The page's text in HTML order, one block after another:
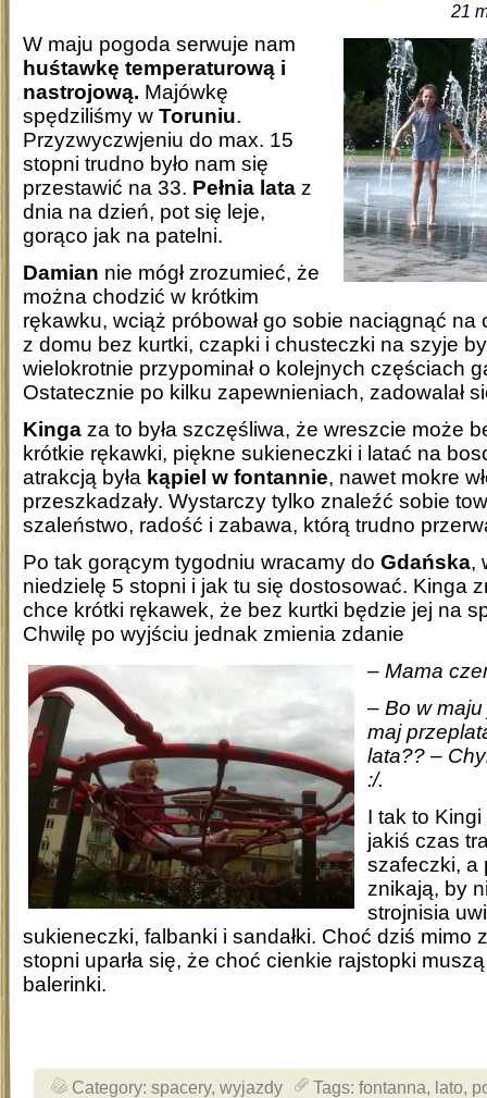
21
W maju pogoda serwuje nam
huśtawkę temperaturową i
nastrojową. Majówkę
spędziliśmy w Toruniu.
Przyzwyczwjeniu do max. 15
stopni trudno było nam się
przestawić na 33. Pełnia lata z
dnia na dzień, pot się leje,
gorąco jak na patelni.
Damian nie mógł zrozumieć, że
można chodzić w krótkim
rękawku, wciąż próbował go sobie naciągnąć na
z domu bez kurtki, czapki i chusteczki na szyje
wielokrotnie przypominał o kolejnych częściach
Ostatecznie po kilku zapewnieniach, zadowalał
Kinga za to była szczęśliwa, że wreszcie może
krótkie rękawki, piękne sukieneczki i latać na
atrakcją była kąpiel w fontannie, nawet mokre
przeszkadzały. Wystarczy tylko znaleźć sobie
szaleństwo, radość i zabawa, którą trudno
Po tak gorącym tygodniu wracamy do Gdańska,
niedzielę 5 stopni i jak tu się dostosować. Kinga
chce krótki rękawek, że bez kurtki będzie jej na
Chwilę po wyjściu jednak zmienia zdanie
– Mama
– Bo w
maj
lata?? –
:/.
I tak to
jakiś czas
szafeczki, a
znikają, by
strojnisia
sukieneczki, falbanki i sandałki. Choć dziś mimo
stopni uparła się, że choć cienkie rajstopki
balerinki.
Category: spacery, wyjazdy Tags: fontanna, lato,